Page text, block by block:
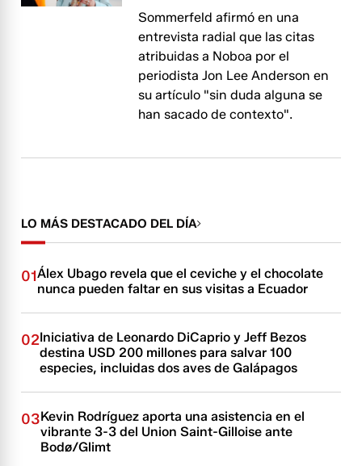
Sommerfeld afirmó en una
entrevista radial que las citas
atribuidas a Noboa por el
periodista Jon Lee Anderson en
su artículo "sin duda alguna se
han sacado de contexto".
LO MÁS DESTACADO DEL DÍA
01Álex Ubago revela que el ceviche y el chocolate
nunca pueden faltar en sus visitas a Ecuador
02Iniciativa de Leonardo DiCaprio y Jeff Bezos
destina USD 200 millones para salvar 100
especies, incluidas dos aves de Galápagos
03Kevin Rodríguez aporta una asistencia en el
vibrante 3-3 del Union Saint-Gilloise ante
Bodø/Glimt